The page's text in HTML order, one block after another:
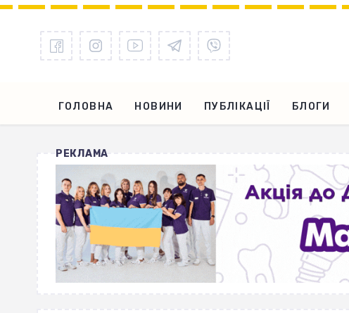
ГОЛОВНА НОВИНИ ПУБЛІКАЦІЇ БЛОГИ
РЕКЛАМА